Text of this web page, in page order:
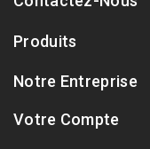
Produits
Notre Entreprise
Votre Compte